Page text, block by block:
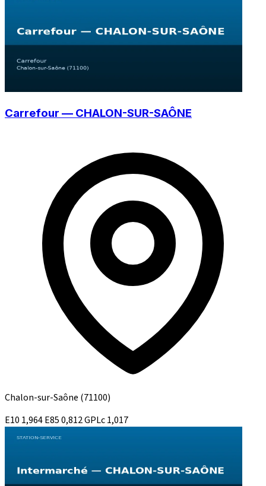
Carrefour — CHALON-SUR-SAÔNE
Chalon-sur-Saône (71100)
E10 1,964E850,812GPLc1,017